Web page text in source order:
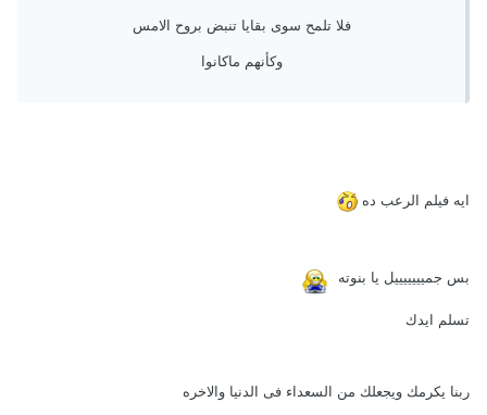
فلا تلمح سوى بقايا تنبض بروح الامس
وكأنهم ماكانوا
ايه فيلم الرعب ده
بس جميييييييل يا بنوته
تسلم ايدك
ربنا يكرمك ويجعلك من السعداء فى الدنيا والاخره